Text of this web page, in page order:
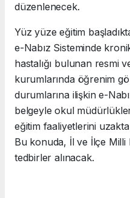
düzenlenecek.
Yüz yüze eğitim
e-Nabız Sisteminde
hastalığı bulunan resmi
kurumlarında öğrenim
durumlarına ilişkin e-
belgeyle okul
eğitim faaliyetlerini
Bu konuda, İl ve İlçe
tedbirler alınacak.